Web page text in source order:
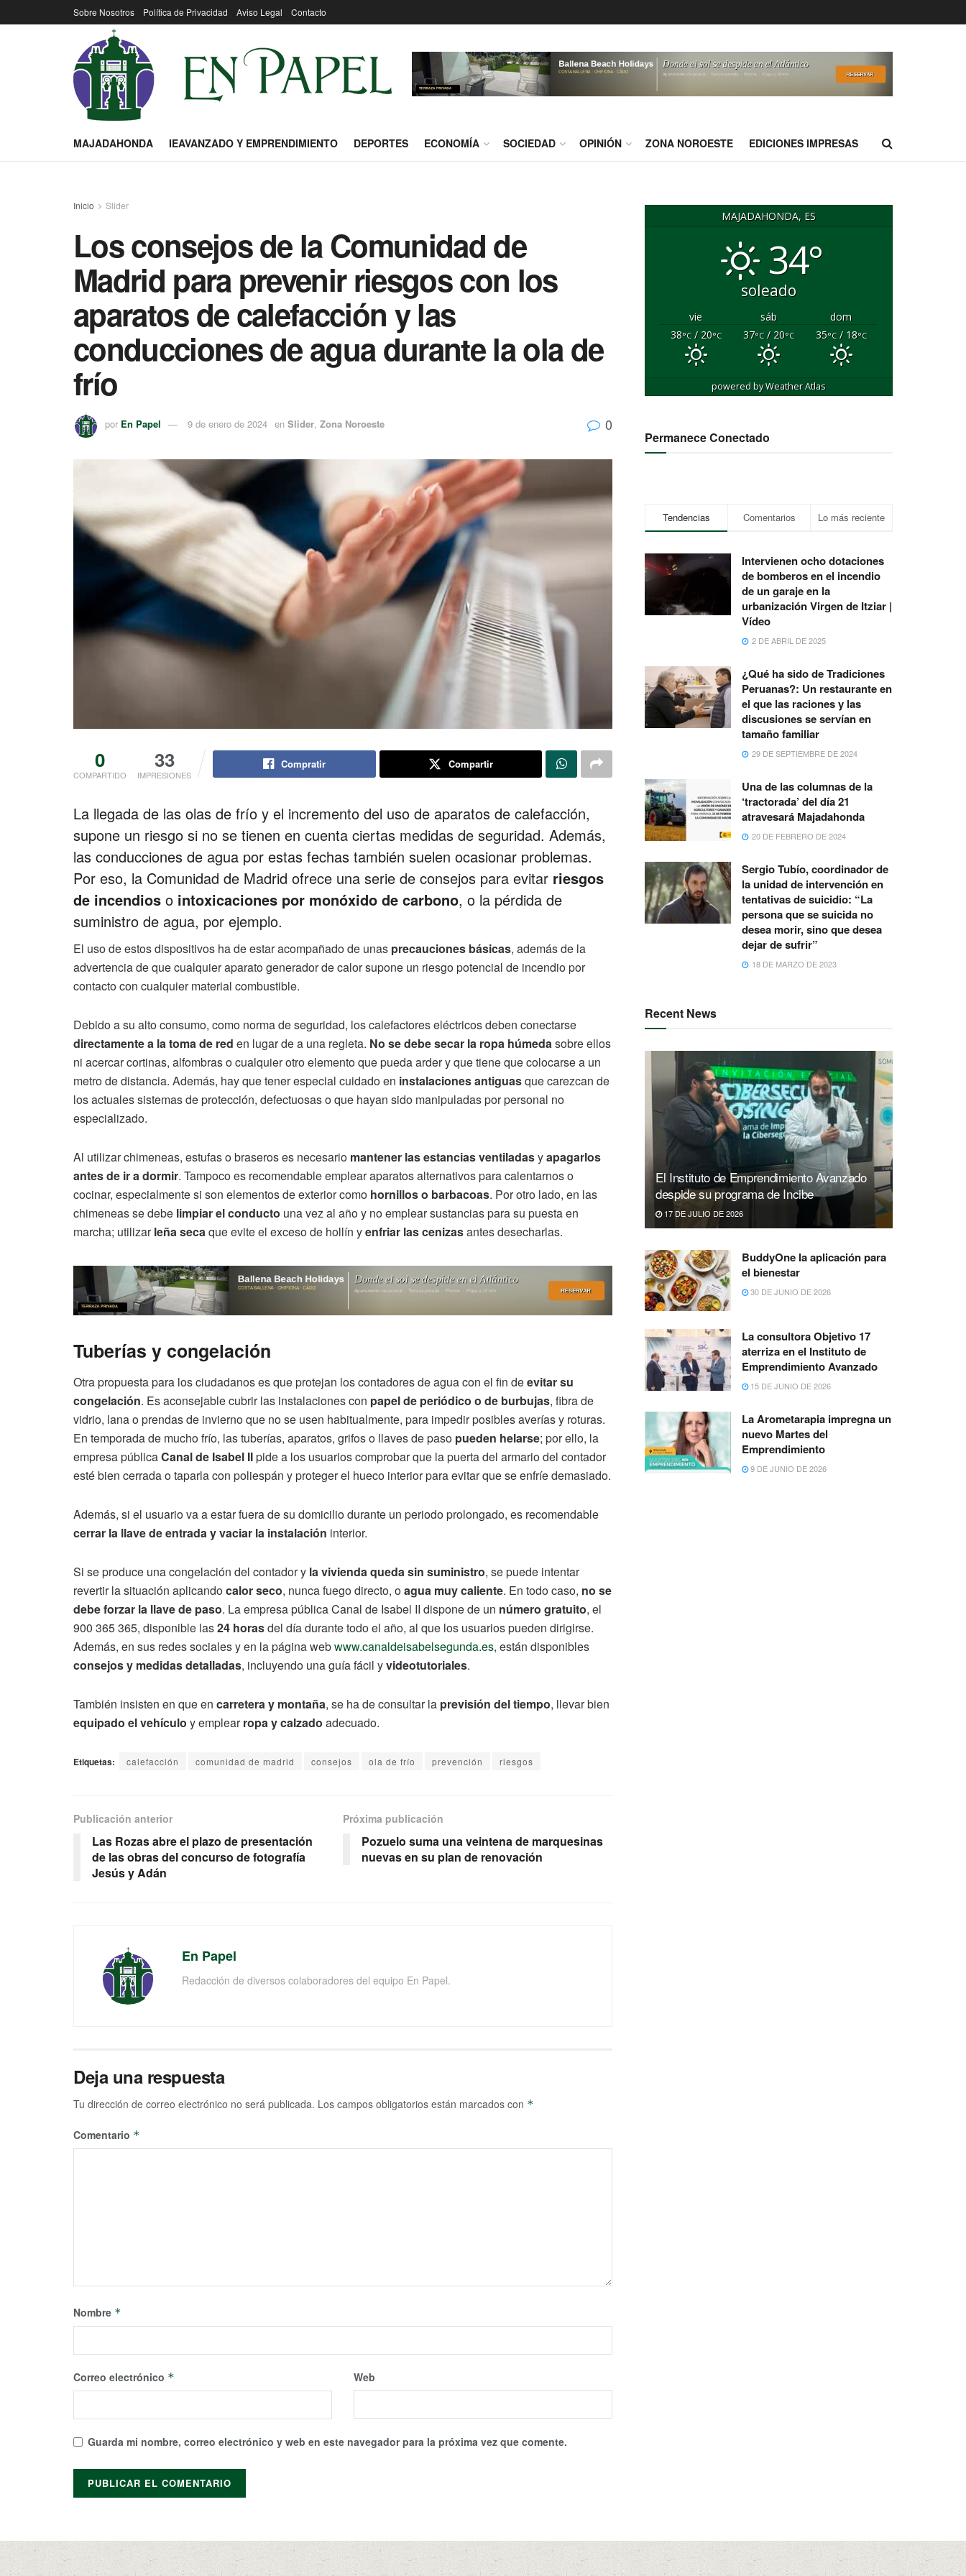
Sobre Nosotros Política de Privacidad Aviso Legal Contacto
MAJADAHONDA IEAVANZADO Y EMPRENDIMIENTO DEPORTES ECONOMÍA SOCIEDAD OPINIÓN ZONA NOROESTE EDICIONES IMPRESAS
Inicio Slider
Los consejos de la Comunidad de
Madrid para prevenir riesgos con los
aparatos de calefacción y las
conducciones de agua durante la ola de
frío
por En Papel 9 de enero de 2024 en Slider, Zona Noroeste 0
0
COMPARTIDO
33
IMPRESIONES
Compratir Compartir
La llegada de las olas de frío y el incremento del uso de aparatos de calefacción,
supone un riesgo si no se tienen en cuenta ciertas medidas de seguridad. Además,
las conducciones de agua por estas fechas también suelen ocasionar problemas.
Por eso, la Comunidad de Madrid ofrece una serie de consejos para evitar riesgos
de incendios o intoxicaciones por monóxido de carbono, o la pérdida de
suministro de agua, por ejemplo.
El uso de estos dispositivos ha de estar acompañado de unas precauciones básicas, además de la
advertencia de que cualquier aparato generador de calor supone un riesgo potencial de incendio por
contacto con cualquier material combustible.
Debido a su alto consumo, como norma de seguridad, los calefactores eléctricos deben conectarse
directamente a la toma de red en lugar de a una regleta. No se debe secar la ropa húmedasobre ellos
ni acercar cortinas, alfombras o cualquier otro elemento que pueda arder y que tiene que colocarse a un
metro de distancia. Además, hay que tener especial cuidado en instalaciones antiguasque carezcan de
los actuales sistemas de protección, defectuosas o que hayan sido manipuladas por personal no
especializado.
Al utilizar chimeneas, estufas o braseros es necesario mantener las estancias ventiladasyapagarlos
antes de ir a dormir. Tampoco es recomendable emplear aparatos alternativos para calentarnos o
cocinar, especialmente si son elementos de exterior como hornillos o barbacoas. Por otro lado, en las
chimeneas se debe limpiar el conducto una vez al año y no emplear sustancias para su puesta en
marcha; utilizarleña secaque evite el exceso de hollín yenfriar las cenizasantes desecharlas.
Tuberías y congelación
Otra propuesta para los ciudadanos es que protejan los contadores de agua con el fin deevitar su
congelación. Es aconsejable cubrir las instalaciones con papel de periódico o de burbujas, fibra de
vidrio, lana o prendas de invierno que no se usen habitualmente, para impedir posibles averías y roturas.
En temporada de mucho frío, las tuberías, aparatos, grifos o llaves de paso pueden helarse; por ello, la
empresa públicaCanal de Isabel IIpide a los usuarios comprobar que la puerta del armario del contador
esté bien cerrada o taparla con poliespán y proteger el hueco interior para evitar que se enfríe demasiado.
Además, si el usuario va a estar fuera de su domicilio durante un periodo prolongado, es recomendable
cerrar la llave de entrada y vaciar la instalación interior.
Si se produce una congelación del contador y la vivienda queda sin suministro, se puede intentar
revertir la situación aplicandocalor seco, nunca fuego directo, oagua muy caliente. En todo caso, no se
debe forzar la llave de paso. La empresa pública Canal de Isabel II dispone de un número gratuito, el
900 365 365, disponible las24 horasdel día durante todo el año, al que los usuarios pueden dirigirse.
Además, en sus redes sociales y en la página webwww.canaldeisabelsegunda.es, están disponibles
consejos y medidas detalladas, incluyendo una guía fácil yvideotutoriales.
También insisten en que en carretera y montaña, se ha de consultar la previsión del tiempo, llevar bien
equipado el vehículo y emplearropa y calzado adecuado.
Etiquetas: calefacción comunidad de madrid consejos ola de frío prevención riesgos
Publicación anterior
Las Rozas abre el plazo de presentación
de las obras del concurso de fotografía
Jesús y Adán
Próxima publicación
Pozuelo suma una veintena de marquesinas
nuevas en su plan de renovación
En Papel
Redacción de diversos colaboradores del equipo En Papel.
Deja una respuesta
Tu dirección de correo electrónico no será publicada. Los campos obligatorios están marcados con *
Comentario *
Nombre *
Correo electrónico * Web
Guarda mi nombre, correo electrónico y web en este navegador para la próxima vez que comente.
MAJADAHONDA, ES
34°
soleado
vie sáb
dom
38°C/ 20°C 37°C/ 20°C 35°C/ 18°C
powered byWeather Atlas
Permanece Conectado
Tendencias Comentarios Lo más reciente
Intervienen ocho dotaciones
de bomberos en el incendio
de un garaje en la
urbanización Virgen de Itziar |
Vídeo
2 DE ABRIL DE 2025
¿Qué ha sido de Tradiciones
Peruanas?: Un restaurante en
el que las raciones y las
discusiones se servían en
tamaño familiar
29 DE SEPTIEMBRE DE 2024
Una de las columnas de la
‘tractorada’ del día 21
atravesará Majadahonda
20 DE FEBRERO DE 2024
Sergio Tubío, coordinador de
la unidad de intervención en
tentativas de suicidio: “La
persona que se suicida no
desea morir, sino que desea
dejar de sufrir”
18 DE MARZO DE 2023
Recent News
El Instituto de Emprendimiento Avanzado
despide su programa de Incibe
17 DE JULIO DE 2026
BuddyOne la aplicación para
el bienestar
30 DE JUNIO DE 2026
La consultora Objetivo 17
aterriza en el Instituto de
Emprendimiento Avanzado
15 DE JUNIO DE 2026
La Arometarapia impregna un
nuevo Martes del
Emprendimiento
9 DE JUNIO DE 2026